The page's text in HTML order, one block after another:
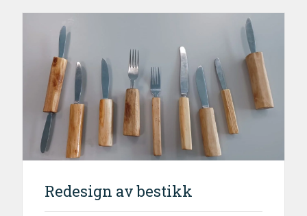
Redesign av bestikk